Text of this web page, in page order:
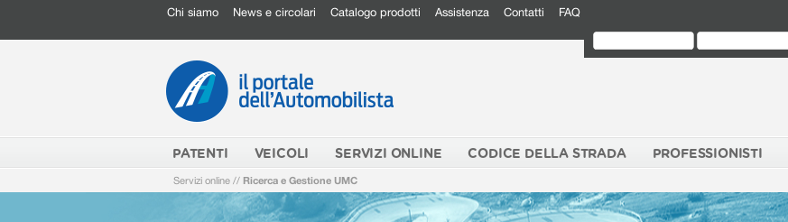
Chi siamo News e circolari Catalogo prodotti Assistenza Contatti FAQ
PATENTI VEICOLI SERVIZI ONLINE CODICE DELLA STRADA PROFESSIONISTI
Servizi online // Ricerca e Gestione UMC